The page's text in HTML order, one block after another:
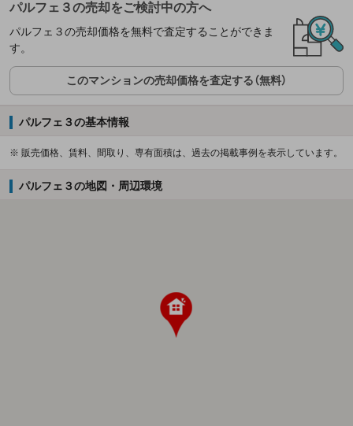
パルフェ３の売却をご検討中の方へ
パルフェ３の売却価格を無料で査定することができま
す。
このマンションの売却価格を査定する（無料）
パルフェ３の基本情報
※ 販売価格、賃料、間取り、専有面積は、過去の掲載事例を表示しています。
パルフェ３の地図・周辺環境